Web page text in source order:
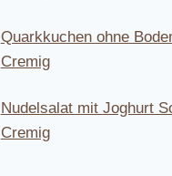
Quarkkuchen ohne
Cremig
Nudelsalat mit Joghurt
Cremig